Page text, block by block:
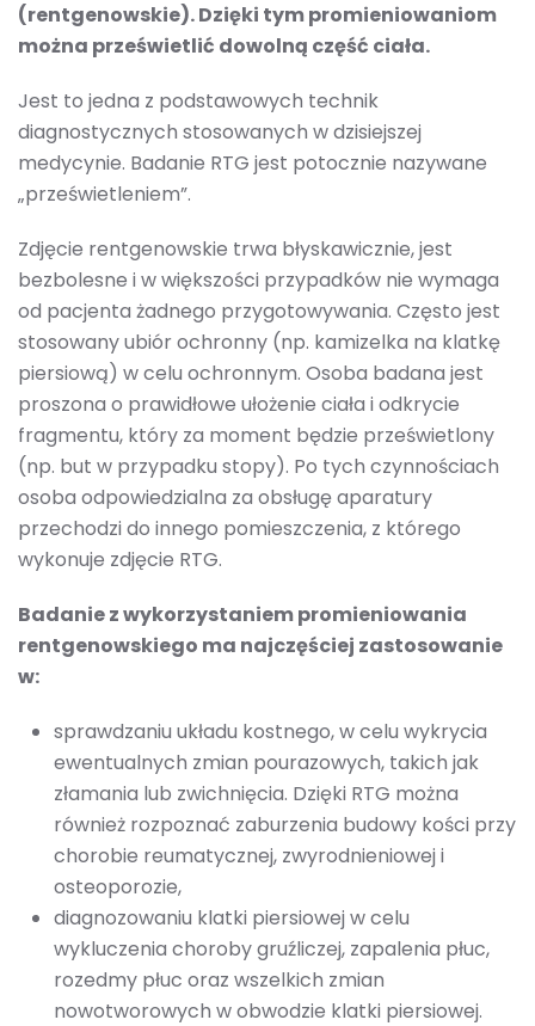
(rentgenowskie). Dzięki tym promieniowaniom
można prześwietlić dowolną część ciała.
Jest to jedna z podstawowych technik
diagnostycznych stosowanych w dzisiejszej
medycynie. Badanie RTG jest potocznie nazywane
„prześwietleniem”.
Zdjęcie rentgenowskie trwa błyskawicznie, jest
bezbolesne i w większości przypadków nie wymaga
od pacjenta żadnego przygotowywania. Często jest
stosowany ubiór ochronny (np. kamizelka na klatkę
piersiową) w celu ochronnym. Osoba badana jest
proszona o prawidłowe ułożenie ciała i odkrycie
fragmentu, który za moment będzie prześwietlony
(np. but w przypadku stopy). Po tych czynnościach
osoba odpowiedzialna za obsługę aparatury
przechodzi do innego pomieszczenia, z którego
wykonuje zdjęcie RTG.
Badanie z wykorzystaniem promieniowania
rentgenowskiego ma najczęściej zastosowanie
w:
sprawdzaniu układu kostnego, w celu wykrycia
ewentualnych zmian pourazowych, takich jak
złamania lub zwichnięcia. Dzięki RTG można
również rozpoznać zaburzenia budowy kości przy
chorobie reumatycznej, zwyrodnieniowej i
osteoporozie,
diagnozowaniu klatki piersiowej w celu
wykluczenia choroby gruźliczej, zapalenia płuc,
rozedmy płuc oraz wszelkich zmian
nowotworowych w obwodzie klatki piersiowej.